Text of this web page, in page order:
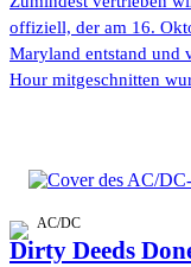
offiziell, der am 16.
Maryland entstand und
Hour mitgeschnitten
AC/DC
Dirty Deeds